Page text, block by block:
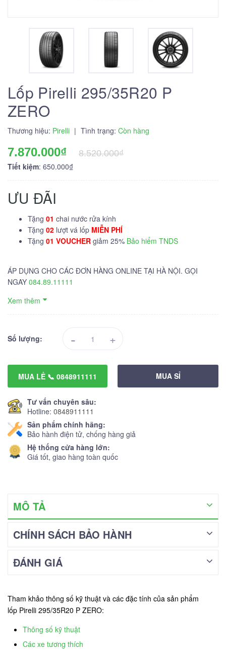
Lốp Pirelli 295/35R20 P
ZERO
Thương hiệu: Pirelli | Tình trạng: Còn hàng
7.870.000₫
8.520.000₫
Tiết kiệm: 650.000₫
ƯU ĐÃI
Tặng 01 chai nước rửa kính
Tặng 02 lượt vá lốp MIỄN PHÍ
Tặng 01 VOUCHER giảm 25% Bảo hiểm TNDS
ÁP DỤNG CHO CÁC ĐƠN HÀNG ONLINE TẠI HÀ NỘI. GỌI
NGAY 084.89.11111
Xem thêm
Số lượng: - +
MUA LẺ 📞 0848911111 MUA SỈ
Tư vấn chuyên sâu:
Hotline: 0848911111
Sản phẩm chính hãng:
Bảo hành điện tử, chống hàng giả
Hệ thống cửa hàng lớn:
Giá tốt, giao hàng toàn quốc
MÔ TẢ
CHÍNH SÁCH BẢO HÀNH
ĐÁNH GIÁ
Tham khảo thông số kỹ thuật và các đặc tính của sản phẩm
lốp Pirelli 295/35R20 P ZERO:
Thông số kỹ thuật
Các xe tương thích